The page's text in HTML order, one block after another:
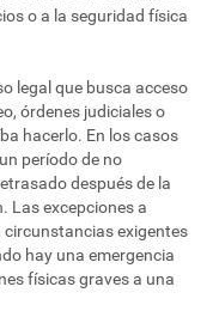
o a la seguridad física
legal que busca acceso
órdenes judiciales o
hacerlo. En los casos
período de no
después de la
Las excepciones a
exigentes
hay una emergencia
físicas graves a una